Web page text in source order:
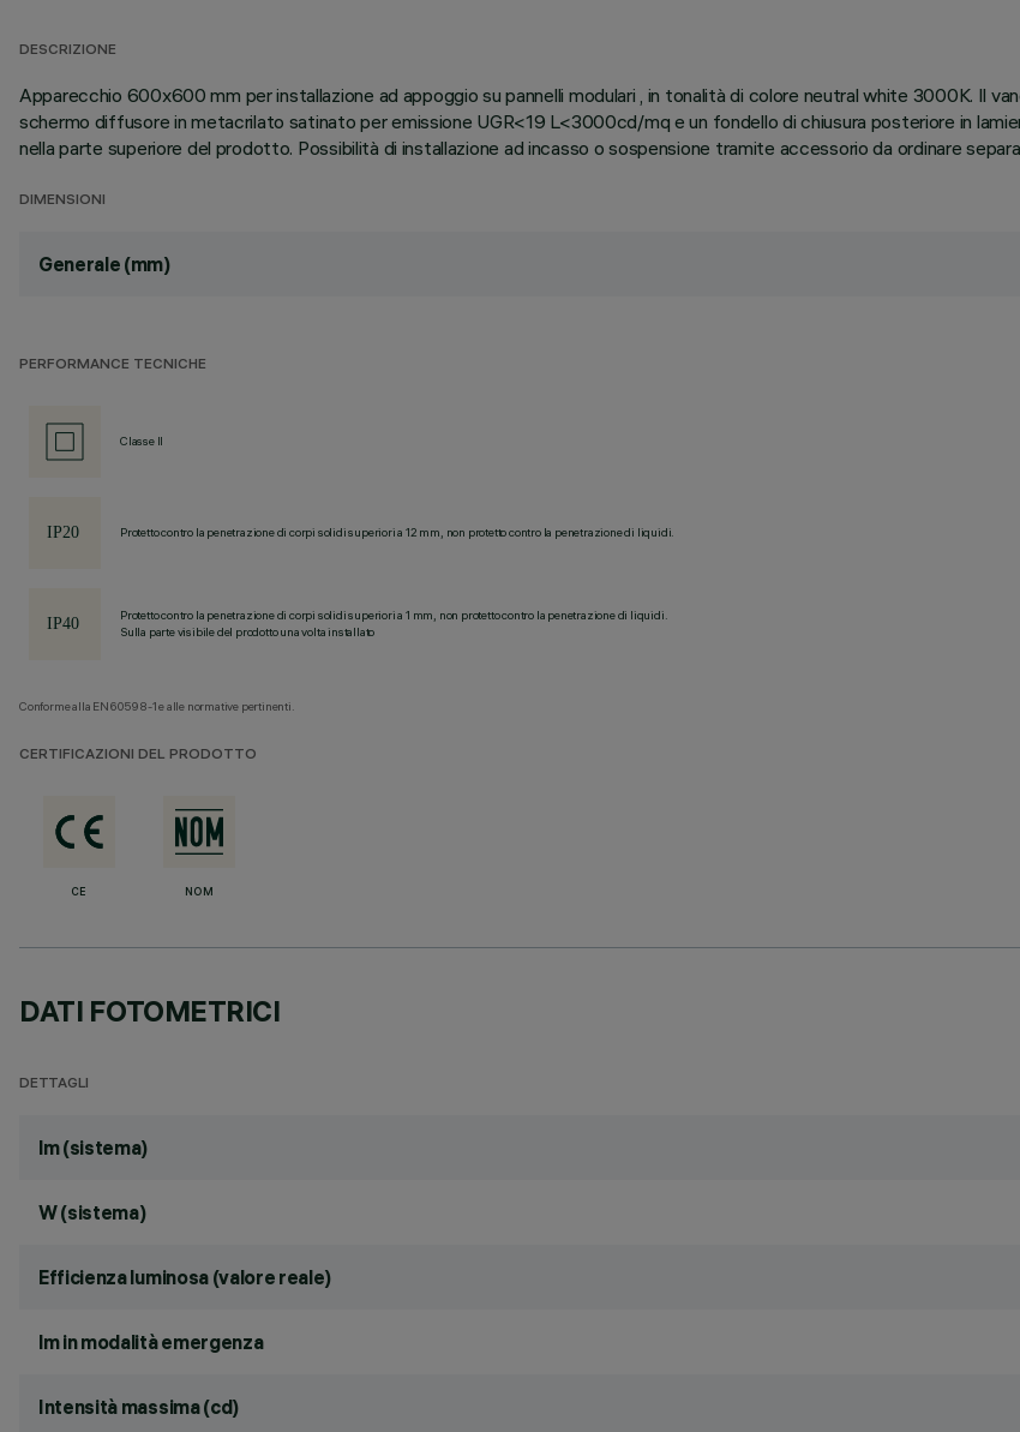
DESCRIZIONE
Apparecchio 600x600 mm per installazione ad appoggio su pannelli modulari , in tonalità di colore neutral white 3000K. Il
schermo diffusore in metacrilato satinato per emissione UGR<19 L<3000cd/mq e un fondello di chiusura posteriore in
nella parte superiore del prodotto. Possibilità di installazione ad incasso o sospensione tramite accessorio da ordinare
DIMENSIONI
Generale (mm)
PERFORMANCE TECNICHE
Classe II
Protetto contro la penetrazione di corpi solidi superiori a 12 mm, non protetto contro la penetrazione di liquidi.
Protetto contro la penetrazione di corpi solidi superiori a 1 mm, non protetto contro la penetrazione di liquidi.
Sulla parte visibile del prodotto una volta installato
Conforme alla EN60598-1 e alle normative pertinenti.
CERTIFICAZIONI DEL PRODOTTO
CE NOM
DATI FOTOMETRICI
DETTAGLI
lm (sistema)
W (sistema)
Efficienza luminosa (valore reale)
lm in modalità emergenza
Intensità massima (cd)